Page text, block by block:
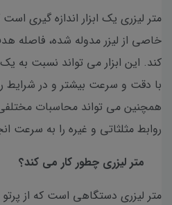
متر لیزری یک ابزار اندازه گیری است
خاصی از لیزر مدوله شده، فاصله
کند. این ابزار می تواند نسبت به
با دقت و سرعت بیشتر و در شرایط
همچنین می تواند محاسبات
روابط مثلثاتی و غیره را به سرعت
متر لیزری چطور کار می کند؟
متر لیزری دستگاهی است که از پرتو